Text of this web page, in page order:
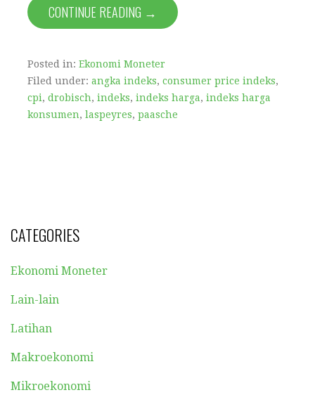
CONTINUE READING →
Posted in: Ekonomi Moneter
Filed under: angka indeks, consumer price indeks,
cpi, drobisch, indeks, indeks harga, indeks harga
konsumen, laspeyres, paasche
CATEGORIES
Ekonomi Moneter
Lain-lain
Latihan
Makroekonomi
Mikroekonomi